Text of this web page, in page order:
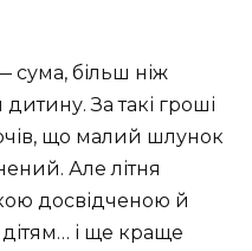
сума, більш ніж
За такі гроші
що малий шлунок
Але літня
досвідченою й
і ще краще